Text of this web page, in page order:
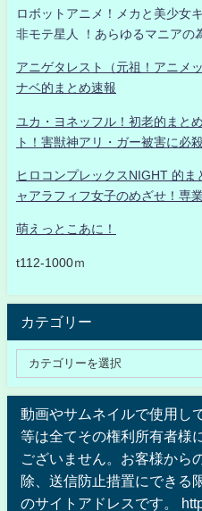
ロボットアニメ！メカと美少女
非モテ星人 ！あらゆるマニアの
アニゲタレスト（元祖！アニメ
ナベ的まとめ速報
ユカ・ヨネッフル！初老的まと
ト！害獣神アリ・ガー被害に必
ヒロコンプレックスNIGHT 的
ャアラフィフ女子のめざせ！専
萌えっとこあに！
t112-1000ｍ
カテゴリー
動画やサムネイルで使用し
等は全てその権利所有者様
ございません。お客様から
除、送信防止措置にできる
のサイトアドレスです。